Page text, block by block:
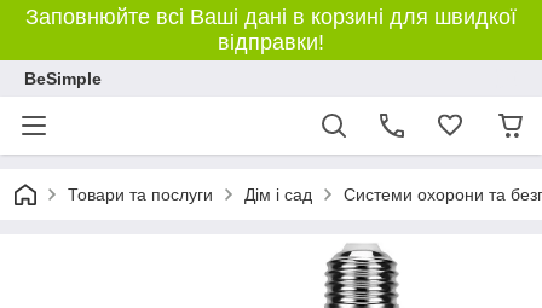
Заповнюйте всі Ваші дані в корзині для швидкої
відправки!
BeSimple
Товари та послуги Дім і сад Системи охорони та